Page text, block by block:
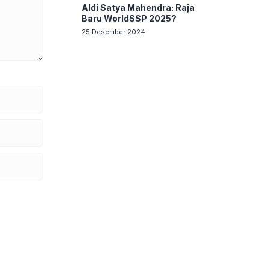
Aldi Satya Mahendra: Raja
Baru WorldSSP 2025?
25 Desember 2024